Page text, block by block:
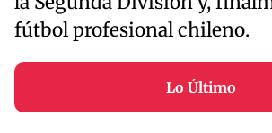
fútbol profesional chileno.
Lo Último